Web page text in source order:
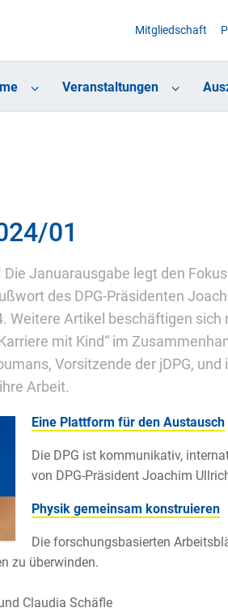
Mitgliedschaft
Veranstaltungen
01
Die Januarausgabe legt den
des DPG-Präsidenten
Weitere Artikel beschäftigen
mit Kind“ im
Vorsitzende der jDPG,
Arbeit.
Eine Plattform für den Austausch
Die DPG ist kommunikativ,
von DPG-Präsident Joachim
Physik gemeinsam konstruieren
Die forschungsbasierten
zu überwinden.
Claudia Schäfle